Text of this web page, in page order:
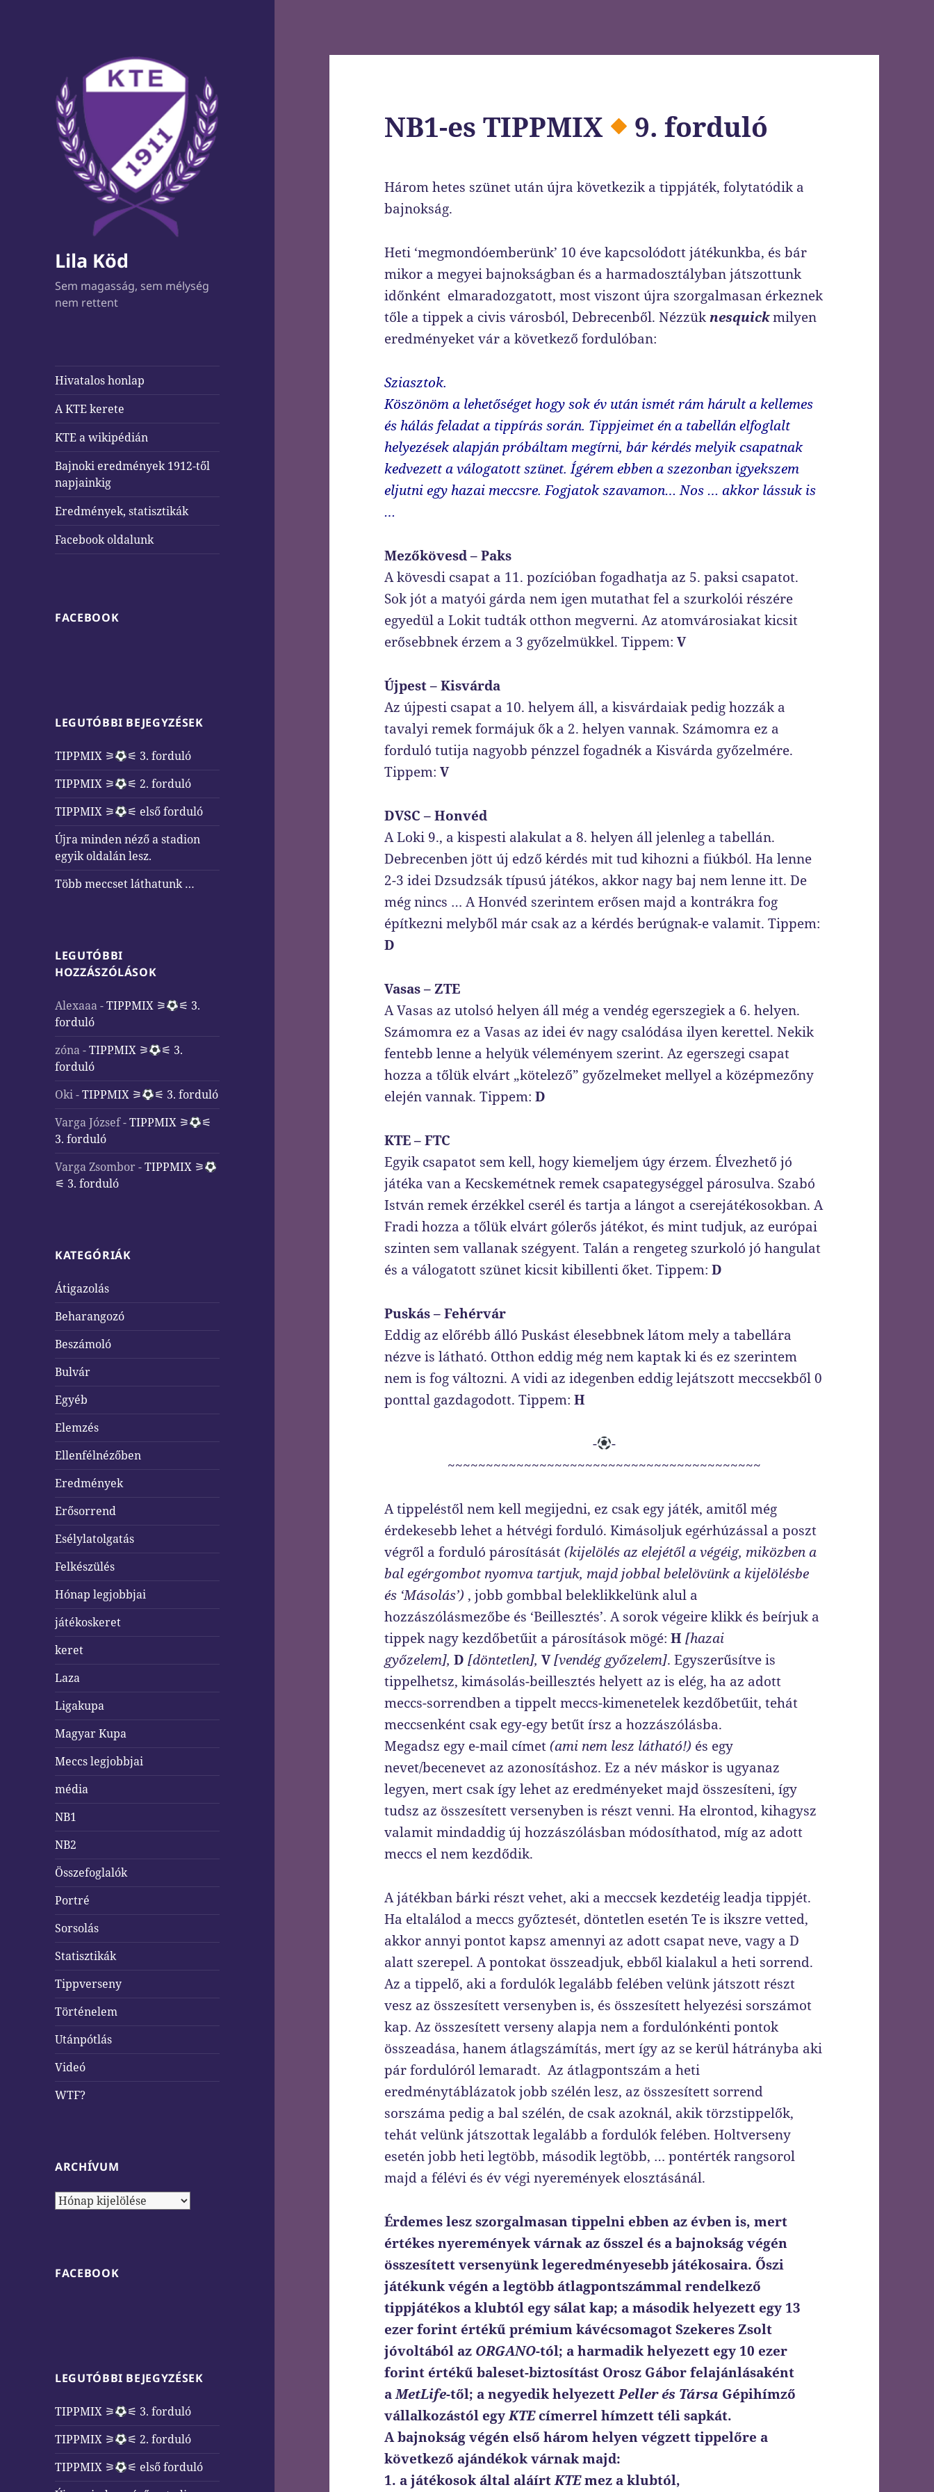
Lila Köd
Sem magasság, sem mélység
nem rettent
Hivatalos honlap
A KTE kerete
KTE a wikipédián
Bajnoki eredmények 1912-től
napjainkig
Eredmények, statisztikák
Facebook oldalunk
FACEBOOK
LEGUTÓBBI BEJEGYZÉSEK
TIPPMIX ⚞
⚟ 3. forduló
TIPPMIX ⚞
⚟ 2. forduló
TIPPMIX ⚞
⚟ első forduló
Újra minden néző a stadion
egyik oldalán lesz.
Több meccset láthatunk …
LEGUTÓBBI
HOZZÁSZÓLÁSOK
Alexaaa-TIPPMIX ⚞
⚟ 3.
forduló
zóna-TIPPMIX ⚞
⚟ 3.
forduló
Oki-TIPPMIX ⚞
⚟ 3. forduló
Varga József-TIPPMIX ⚞
⚟
3. forduló
Varga Zsombor -TIPPMIX ⚞
⚟ 3. forduló
KATEGÓRIÁK
Átigazolás
Beharangozó
Beszámoló
Bulvár
Egyéb
Elemzés
Ellenfélnézőben
Eredmények
Erősorrend
Esélylatolgatás
Felkészülés
Hónap legjobbjai
játékoskeret
keret
Laza
Ligakupa
Magyar Kupa
Meccs legjobbjai
média
NB1
NB2
Összefoglalók
Portré
Sorsolás
Statisztikák
Tippverseny
Történelem
Utánpótlás
Videó
WTF?
ARCHÍVUM
Archívum
FACEBOOK
LEGUTÓBBI BEJEGYZÉSEK
TIPPMIX ⚞
⚟ 3. forduló
TIPPMIX ⚞
⚟ 2. forduló
TIPPMIX ⚞
⚟ első forduló
NB1-es TIPPMIX 9. forduló
Három hetes szünet után újra következik a tippjáték, folytatódik a
bajnokság.
Heti ‘megmondóemberünk’ 10 éve kapcsolódott játékunkba, és bár
mikor a megyei bajnokságban és a harmadosztályban játszottunk
időnként elmaradozgatott, most viszont újra szorgalmasan érkeznek
tőle a tippek a civis városból, Debrecenből. Nézzüknesquickmilyen
eredményeket vár a következő fordulóban:
Sziasztok.
Köszönöm a lehetőséget hogy sok év után ismét rám hárult a kellemes
és hálás feladat a tippírás során. Tippjeimet én a tabellán elfoglalt
helyezések alapján próbáltam megírni, bár kérdés melyik csapatnak
kedvezett a válogatott szünet. Ígérem ebben a szezonban igyekszem
eljutni egy hazai meccsre. Fogjatok szavamon… Nos … akkor lássuk is
…
Mezőkövesd – Paks
A kövesdi csapat a 11. pozícióban fogadhatja az 5. paksi csapatot.
Sok jót a matyói gárda nem igen mutathat fel a szurkolói részére
egyedül a Lokit tudták otthon megverni. Az atomvárosiakat kicsit
erősebbnek érzem a 3 győzelmükkel. Tippem:V
Újpest – Kisvárda
Az újpesti csapat a 10. helyem áll, a kisvárdaiak pedig hozzák a
tavalyi remek formájuk ők a 2. helyen vannak. Számomra ez a
forduló tutija nagyobb pénzzel fogadnék a Kisvárda győzelmére.
Tippem:V
DVSC – Honvéd
A Loki 9., a kispesti alakulat a 8. helyen áll jelenleg a tabellán.
Debrecenben jött új edző kérdés mit tud kihozni a fiúkból. Ha lenne
2-3 idei Dzsudzsák típusú játékos, akkor nagy baj nem lenne itt. De
még nincs … A Honvéd szerintem erősen majd a kontrákra fog
építkezni melyből már csak az a kérdés berúgnak-e valamit. Tippem:
D
Vasas – ZTE
A Vasas az utolsó helyen áll még a vendég egerszegiek a 6. helyen.
Számomra ez a Vasas az idei év nagy csalódása ilyen kerettel. Nekik
fentebb lenne a helyük véleményem szerint. Az egerszegi csapat
hozza a tőlük elvárt „kötelező” győzelmeket mellyel a középmezőny
elején vannak. Tippem:D
KTE – FTC
Egyik csapatot sem kell, hogy kiemeljem úgy érzem. Élvezhető jó
játéka van a Kecskemétnek remek csapategységgel párosulva. Szabó
István remek érzékkel cserél és tartja a lángot a cserejátékosokban. A
Fradi hozza a tőlük elvárt gólerős játékot, és mint tudjuk, az európai
szinten sem vallanak szégyent. Talán a rengeteg szurkoló jó hangulat
és a válogatott szünet kicsit kibillenti őket. Tippem:D
Puskás – Fehérvár
Eddig az előrébb álló Puskást élesebbnek látom mely a tabellára
nézve is látható. Otthon eddig még nem kaptak ki és ez szerintem
nem is fog változni. A vidi az idegenben eddig lejátszott meccsekből 0
ponttal gazdagodott. Tippem:H
-
-
~~~~~~~~~~~~~~~~~~~~~~~~~~~~~~~~~~~~~~~~~
A tippeléstől nem kell megijedni, ez csak egy játék, amitől még
érdekesebb lehet a hétvégi forduló. Kimásoljuk egérhúzással a poszt
végről a forduló párosítását(kijelölés az elejétől a végéig, miközben a
bal egérgombot nyomva tartjuk, majd jobbal belelövünk a kijelölésbe
és ‘Másolás’) , jobb gombbal beleklikkelünk alul a
hozzászólásmezőbe és ‘Beillesztés’. A sorok végeire klikk és beírjuk a
tippek nagy kezdőbetűit a párosítások mögé:H [hazai
győzelem], D [döntetlen], V[vendég győzelem]. Egyszerűsítve is
tippelhetsz, kimásolás-beillesztés helyett az is elég, ha az adott
meccs-sorrendben a tippelt meccs-kimenetelek kezdőbetűit, tehát
meccsenként csak egy-egy betűt írsz a hozzászólásba.
Megadsz egy e-mail címet(ami nem lesz látható!) és egy
nevet/becenevet az azonosításhoz. Ez a név máskor is ugyanaz
legyen, mert csak így lehet az eredményeket majd összesíteni, így
tudsz az összesített versenyben is részt venni. Ha elrontod, kihagysz
valamit mindaddig új hozzászólásban módosíthatod, míg az adott
meccs el nem kezdődik.
A játékban bárki részt vehet, aki a meccsek kezdetéig leadja tippjét.
Ha eltalálod a meccs győztesét, döntetlen esetén Te is ikszre vetted,
akkor annyi pontot kapsz amennyi az adott csapat neve, vagy a D
alatt szerepel. A pontokat összeadjuk, ebből kialakul a heti sorrend.
Az a tippelő, aki a fordulók legalább felében velünk játszott részt
vesz az összesített versenyben is, és összesített helyezési sorszámot
kap. Az összesített verseny alapja nem a fordulónkénti pontok
összeadása, hanem átlagszámítás, mert így az se kerül hátrányba aki
pár fordulóról lemaradt. Az átlagpontszám a heti
eredménytáblázatok jobb szélén lesz, az összesített sorrend
sorszáma pedig a bal szélén, de csak azoknál, akik törzstippelők,
tehát velünk játszottak legalább a fordulók felében. Holtverseny
esetén jobb heti legtöbb, második legtöbb, … pontérték rangsorol
majd a félévi és év végi nyeremények elosztásánál.
Érdemes lesz szorgalmasan tippelni ebben az évben is, mert
értékes nyeremények várnak az ősszel és a bajnokság végén
összesített versenyünk legeredményesebb játékosaira. Őszi
játékunk végén a legtöbb átlagpontszámmal rendelkező
tippjátékos a klubtól egy sálat kap; a második helyezett egy 13
ezer forint értékű prémium kávécsomagot Szekeres Zsolt
jóvoltából az ORGANO-tól; a harmadik helyezett egy 10 ezer
forint értékű baleset-biztosítást Orosz Gábor felajánlásaként
aMetLife-től; a negyedik helyezettPeller és Társa Gépihímző
vállalkozástól egyKTEcímerrel hímzett téli sapkát.
A bajnokság végén első három helyen végzett tippelőre a
következő ajándékok várnak majd:
1. a játékosok által aláírtKTEmez a klubtól,